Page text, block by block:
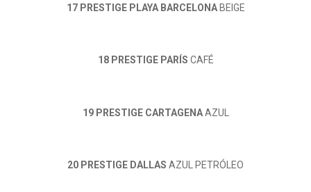
17 PRESTIGE PLAYA BARCELONABEIGE
18 PRESTIGE PARÍS CAFÉ
19 PRESTIGE CARTAGENAAZUL
20 PRESTIGE DALLAS AZUL PETRÓLEO